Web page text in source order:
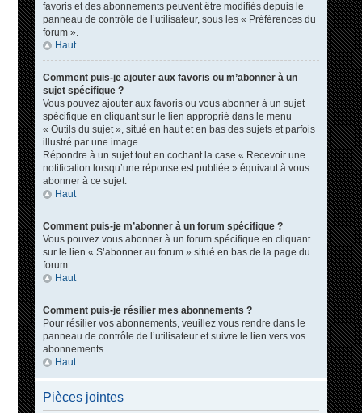
favoris et des abonnements peuvent être modifiés depuis le
panneau de contrôle de l’utilisateur, sous les « Préférences du
forum ».
Haut
Comment puis-je ajouter aux favoris ou m’abonner à un
sujet spécifique ?
Vous pouvez ajouter aux favoris ou vous abonner à un sujet
spécifique en cliquant sur le lien approprié dans le menu
« Outils du sujet », situé en haut et en bas des sujets et parfois
illustré par une image.
Répondre à un sujet tout en cochant la case « Recevoir une
notification lorsqu’une réponse est publiée » équivaut à vous
abonner à ce sujet.
Haut
Comment puis-je m’abonner à un forum spécifique ?
Vous pouvez vous abonner à un forum spécifique en cliquant
sur le lien « S’abonner au forum » situé en bas de la page du
forum.
Haut
Comment puis-je résilier mes abonnements ?
Pour résilier vos abonnements, veuillez vous rendre dans le
panneau de contrôle de l’utilisateur et suivre le lien vers vos
abonnements.
Haut
Pièces jointes